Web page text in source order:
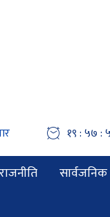
१९ : ५८ :
राजनीति